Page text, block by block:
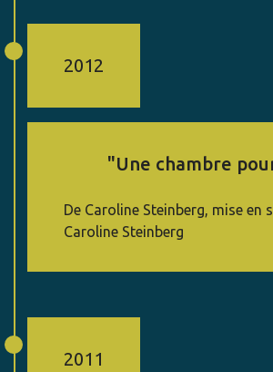
2012
"Une chambre
De Caroline Steinberg, mise en
Caroline Steinberg
2011